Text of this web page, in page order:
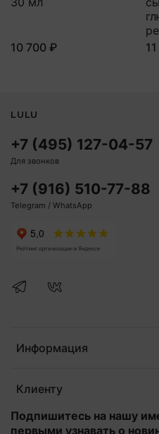
10 700 ₽
Информация
Клиенту
Подпишитесь на нашу
первыми узнавать о
+7 (495) 127-04-57
Для звонков
+7 (916) 510-77-88
Telegram / WhatsApp
LULU